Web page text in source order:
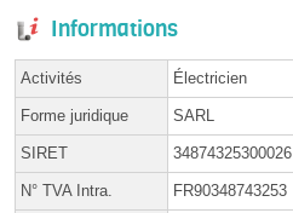
Informations
Activités Électricien
Forme juridique SARL
SIRET 34874325300026
N° TVA Intra. FR90348743253